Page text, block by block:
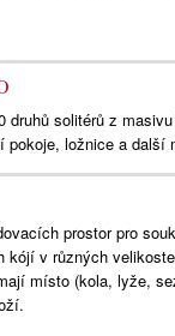
druhů solitérů z
pokoje, ložnice a další
prostor pro
kójí v různých
místo (kola, lyže,